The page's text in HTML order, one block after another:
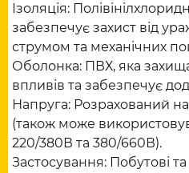
Ізоляція:
забезпечує захист від
струмом та механічних
Оболонка: ПВХ, яка
впливів та забезпечує
Напруга: Розрахований
(також може
220/380В та 380/660В).
Застосування: Побутові